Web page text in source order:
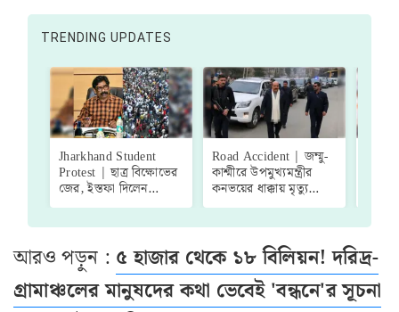
TRENDING UPDATES
Jharkhand Student
Protest | ছাত্র বিক্ষোভের
জের, ইস্তফা দিলেন
ঝাড়খণ্ড পাবলিক সার্ভিস
Road Accident | জম্মু-
কাশ্মীরে উপমুখ্যমন্ত্রীর
কনভয়ের ধাক্কায় মৃত্যু
বিহারি যুবকের, চাঞ্চল্য
হবে"-
আরও পড়ুন : ৫ হাজার থেকে ১৮ বিলিয়ন! দরিদ্র-
গ্রামাঞ্চলের মানুষদের কথা ভেবেই 'বন্ধনে'র সূচনা